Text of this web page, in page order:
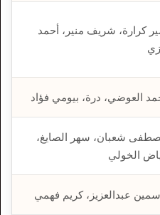
كرارة، شريف منير، أحمد
العوضي، درة، بيومي فؤاد
شعبان، سهر الصايغ،
الخولي
عبدالعزيز، كريم فهمي